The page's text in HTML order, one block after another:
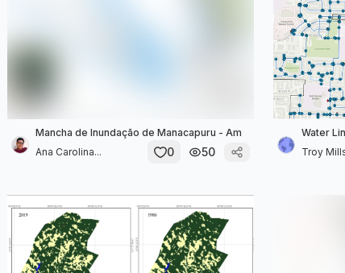
Mancha de Inundação de Manacapuru - Am
Ana Carolina...
0 50
Water
Troy